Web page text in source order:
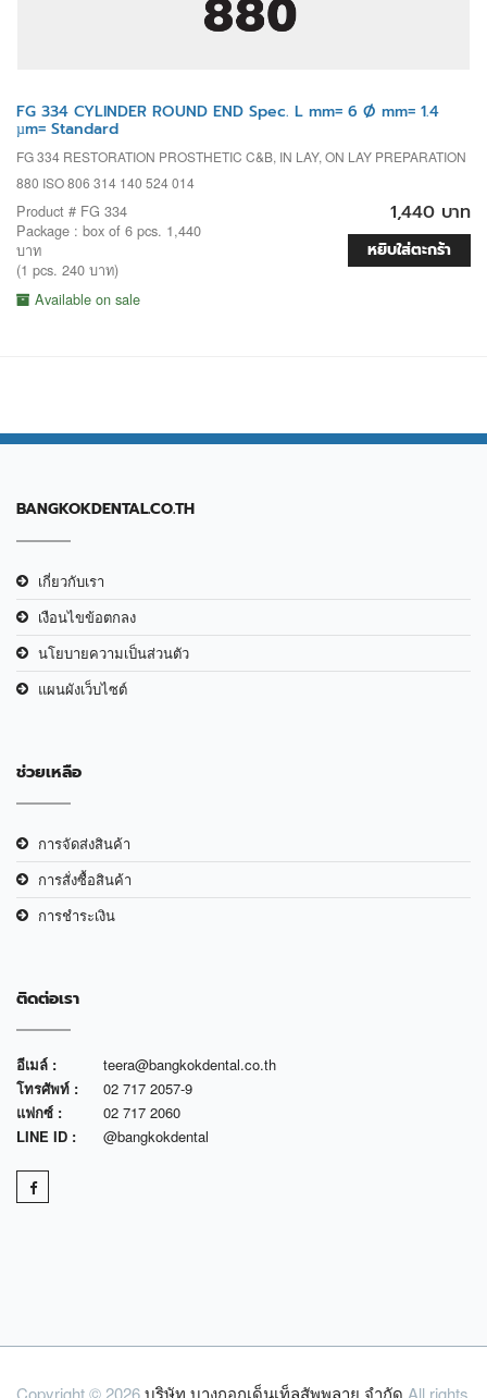
FG 334 CYLINDER ROUND END Spec. L mm= 6 Ø mm= 1.4
µm= Standard
FG 334 RESTORATION PROSTHETIC C&B, IN LAY, ON LAY PREPARATION
880 ISO 806 314 140 524 014
Product # FG 334
Package : box of 6 pcs. 1,440
บาท
(1 pcs. 240 บาท)
Available on sale
1,440 บาท
หยิบใส่ตะกร้า
BANGKOKDENTAL.CO.TH
เกี่ยวกับเรา
เงือนไขข้อตกลง
นโยบายความเป็นส่วนตัว
แผนผังเว็บไซต์
ช่วยเหลือ
การจัดส่งสินค้า
การสั่งซื้อสินค้า
การชำระเงิน
ติดต่อเรา
อีเมล์ :
teera@bangkokdental.co.th
โทรศัพท์ :
02 717 2057-9
แฟกซ์ :
02 717 2060
LINE ID :
@bangkokdental